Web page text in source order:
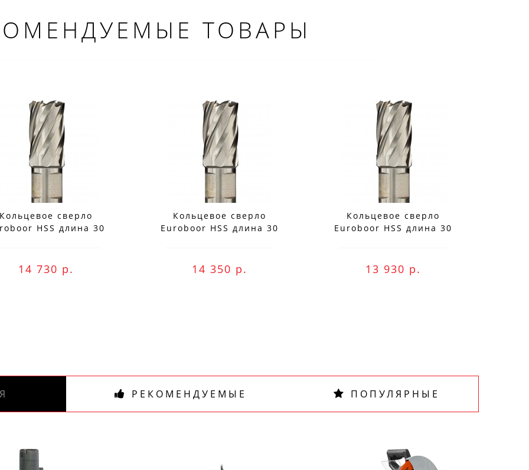
ДОБРО ПОЖАЛОВАТЬ!
Специальные предложения!
беспроцентную рассрочку!
ПОДПИСАТЬСЯ
ТОВАРЫ
Кольцевое сверло
HSS длина 30
14 730 р.
Кольцевое сверло
Euroboor HSS длина 30
14 350 р.
Кольцевое сверло
Euroboor HSS длина 30
13 930 р.
РЕКОМЕНДУЕМЫЕ ПОПУЛЯРНЫЕ